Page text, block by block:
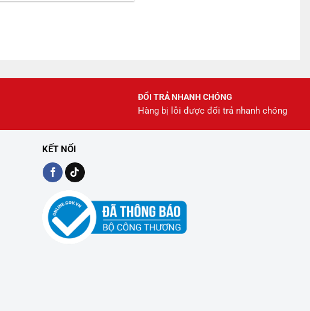
ĐỔI TRẢ NHANH CHÓNG
Hàng bị lỗi được đổi trả nhanh chóng
KẾT NỐI